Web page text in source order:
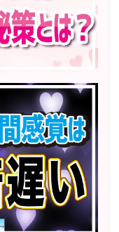
ン開始 限定10名
チ及び日本NLP能